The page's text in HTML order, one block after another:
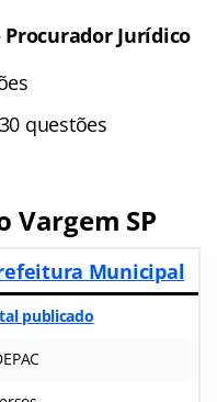
Jurídico
questões
Vargem SP
Municipal
publicado